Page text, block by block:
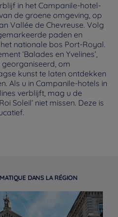
in het Campanile-hotel-
de groene omgeving, op
Vallée de Chevreuse. Volg
paden en
nationale bos Port-Royal.
‘Balades en Yvelines’,
om
kunst te laten ontdekken
Als u in Campanile-hotels in
verblijft, mag u de
Soleil’ niet missen. Deze is
DANS LA RÉGION